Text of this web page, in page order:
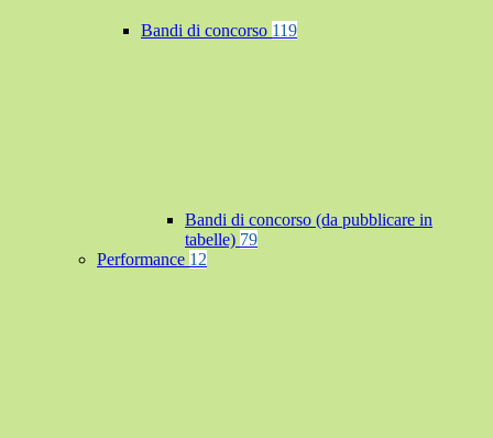
Bandi di concorso 119
Bandi di concorso (da pubblicare in
tabelle) 79
Performance 12